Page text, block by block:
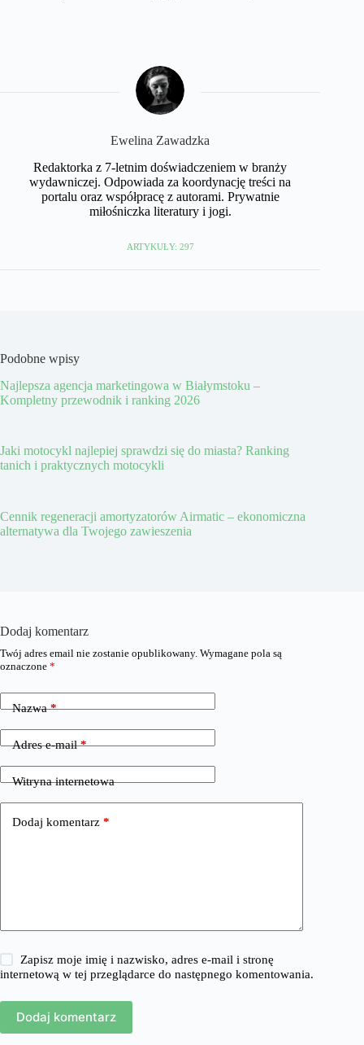
Ewelina Zawadzka
Redaktorka z 7-letnim doświadczeniem w branży
wydawniczej. Odpowiada za koordynację treści na
portalu oraz współpracę z autorami. Prywatnie
miłośniczka literatury i jogi.
ARTYKUŁY: 297
Podobne wpisy
Najlepsza agencja marketingowa w Białymstoku –
Kompletny przewodnik i ranking 2026
Jaki motocykl najlepiej sprawdzi się do miasta? Ranking
tanich i praktycznych motocykli
Cennik regeneracji amortyzatorów Airmatic – ekonomiczna
alternatywa dla Twojego zawieszenia
Dodaj komentarz
Twój adres email nie zostanie opublikowany. Wymagane pola są
oznaczone *
Nazwa*
Adres e-mail*
Witryna internetowa
Dodaj komentarz *
Zapisz moje imię i nazwisko, adres e-mail i stronę
internetową w tej przeglądarce do następnego komentowania.
Dodaj komentarz